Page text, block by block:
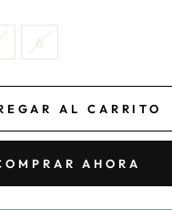
6
AL CARRITO
AHORA